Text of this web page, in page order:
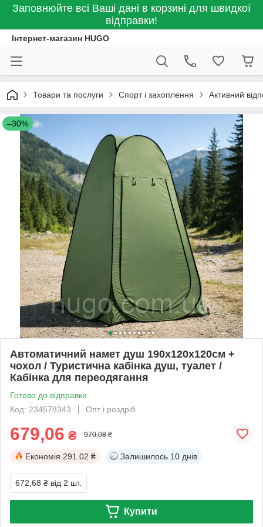
Заповнюйте всі Ваші дані в корзині для швидкої
відправки!
Інтернет-магазин HUGO
Товари та послуги Спорт і захоплення Активний
–30%
Автоматичний намет душ 190х120х120см +
чохол / Туристична кабінка душ, туалет /
Кабінка для переодягання
Готово до відправки
Код: 234578343
Опт і роздріб
679,06 ₴ 970,08 ₴
Економія 291.02 ₴ Залишилось 10 днів
672,68 ₴ від 2 шт.
Купити